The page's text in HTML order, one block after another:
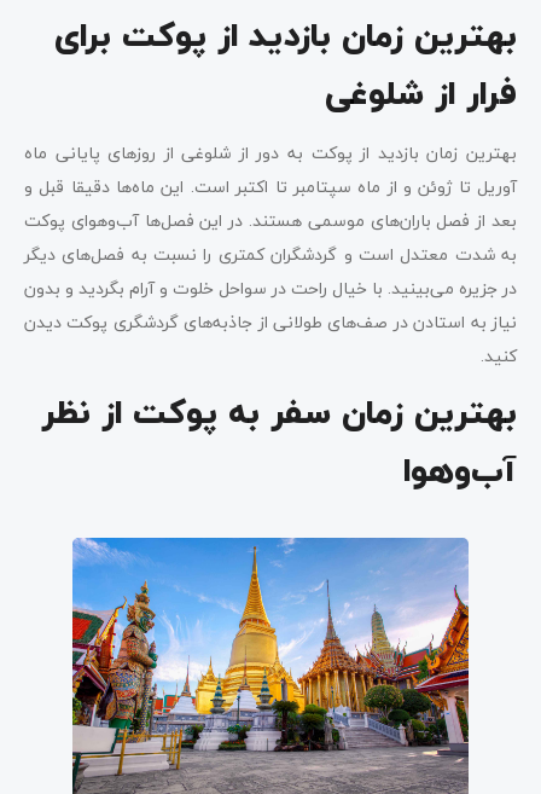
بهترین زمان بازدید از پوکت برای
فرار از شلوغی
بهترین زمان بازدید از پوکت به دور از شلوغی از روزهای پایانی ماه
آوریل تا ژوئن و از ماه سپتامبر تا اکتبر است. این ماه‌ها دقیقا قبل و
بعد از فصل باران‌های موسمی هستند. در این فصل‌ها آب‌وهوای پوکت
به شدت معتدل است و گردشگران کمتری را نسبت به فصل‌های دیگر
در جزیره می‌بینید. با خیال راحت در سواحل خلوت و آرام بگردید و بدون
نیاز به استادن در صف‌های طولانی از جاذبه‌های گردشگری پوکت دیدن
کنید.
بهترین زمان سفر به پوکت از نظر
آب‌وهوا